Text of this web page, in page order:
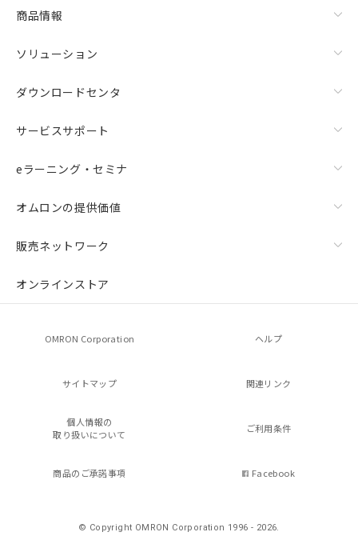
商品情報
ソリューション
ダウンロードセンタ
サービスサポート
eラーニング・セミナ
オムロンの提供価値
販売ネットワーク
オンラインストア
OMRON Corporation ヘルプ
サイトマップ 関連リンク
個人情報の
取り扱いについて
ご利用条件
商品のご承諾事項 Facebook
© Copyright OMRON Corporation 1996 - 2026.